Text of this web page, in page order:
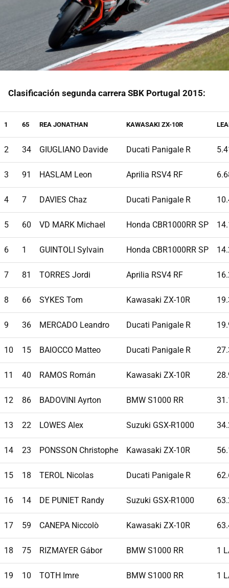
Clasificación segunda carrera SBK Portugal 2015:
1 65 REA JONATHAN KAWASAKI ZX-10R
2 34 GIUGLIANO Davide Ducati Panigale R
3 91 HASLAM Leon Aprilia RSV4 RF
4 7 DAVIES Chaz Ducati Panigale R
5 60 VD MARK Michael Honda CBR1000RR SP
6 1 GUINTOLI Sylvain Honda CBR1000RR SP
7 81 TORRES Jordi Aprilia RSV4 RF
8 66 SYKES Tom Kawasaki ZX-10R
9 36 MERCADO Leandro Ducati Panigale R
10 15 BAIOCCO Matteo Ducati Panigale R
11 40 RAMOS Román Kawasaki ZX-10R
12 86 BADOVINI Ayrton BMW S1000 RR
13 22 LOWES Alex Suzuki GSX-R1000
14 23 PONSSON Christophe Kawasaki ZX-10R
15 18 TEROL Nicolas Ducati Panigale R
16 14 DE PUNIET Randy Suzuki GSX-R1000
17 59 CANEPA Niccolò Kawasaki ZX-10R
18 75 RIZMAYER Gábor BMW S1000 RR 1
19 10 TOTH Imre BMW S1000 RR 1